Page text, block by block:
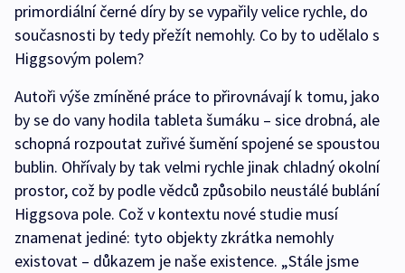
primordiální černé díry by se vypařily velice rychle, do
současnosti by tedy přežít nemohly. Co by to udělalo s
Higgsovým polem?
Autoři výše zmíněné práce to přirovnávají k tomu, jako
by se do vany hodila tableta šumáku – sice drobná, ale
schopná rozpoutat zuřivé šumění spojené se spoustou
bublin. Ohřívaly by tak velmi rychle jinak chladný okolní
prostor, což by podle vědců způsobilo neustálé bublání
Higgsova pole. Což v kontextu nové studie musí
znamenat jediné: tyto objekty zkrátka nemohly
existovat – důkazem je naše existence. „Stále jsme